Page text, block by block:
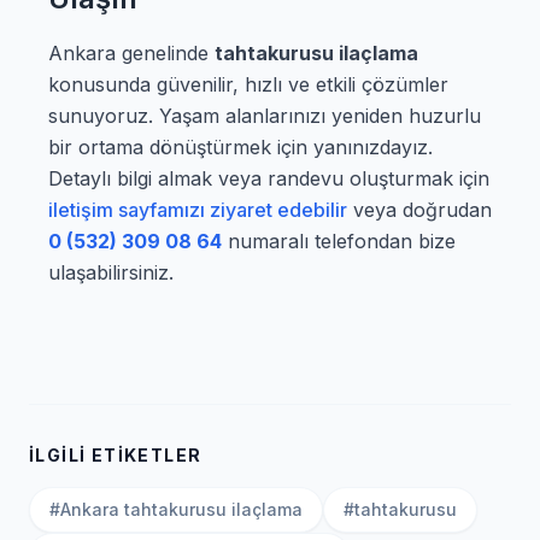
Ankara genelinde tahtakurusu ilaçlama
konusunda güvenilir, hızlı ve etkili çözümler
sunuyoruz. Yaşam alanlarınızı yeniden huzurlu
bir ortama dönüştürmek için yanınızdayız.
Detaylı bilgi almak veya randevu oluşturmak için
iletişim sayfamızı ziyaret edebilir veya doğrudan
0 (532) 309 08 64 numaralı telefondan bize
ulaşabilirsiniz.
İLGILI ETIKETLER
#Ankara tahtakurusu ilaçlama #tahtakurusu